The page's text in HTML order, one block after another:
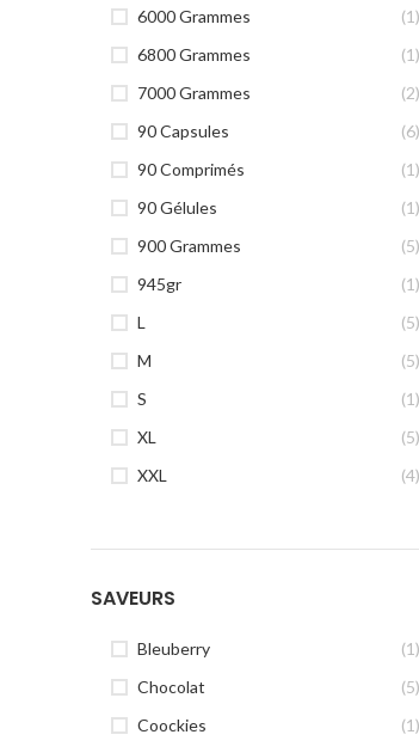
6000 Grammes
(1)
6800 Grammes
(1)
7000 Grammes
(2)
90 Capsules
(6)
90 Comprimés
(1)
90 Gélules
(1)
900 Grammes
(5)
945gr
(1)
L
(5)
M
(5)
S
(1)
XL
(5)
XXL
(4)
SAVEURS
Bleuberry
(1)
Chocolat
(5)
Coockies
(1)